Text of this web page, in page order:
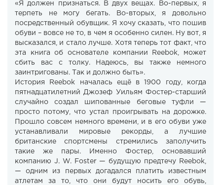
«Я должен признаться. В двух вещах. Во-первых, я
терпеть не могу бегать. Во-вторых, я довольно
посредственный обувщик. Я хочу сказать, что пошив
обуви – вовсе не то, в чем я особенно силен. Ну вот, я
высказался, и стало лучше. Хотя теперь тот факт, что
эта книга об основателе компании Reebok, может
сбить вас с толку. Надеюсь, вы также немного
заинтригованы. Так и должно быть».
История Reebok началась ещё в 1900 году, когда
пятнадцатилетний Джозеф Уильям Фостер-старший
случайно создал шипованные беговые туфли —
просто потому, что устал проигрывать на дорожке.
Прошло совсем немного времени, и в его обуви уже
устанавливали мировые рекорды, а лучшие
британские спортсмены стремились заполучить
такие же пары. Именно Фостер, основавший
компанию J. W. Foster — будущую предтечу Reebok,
— одним из первых догадался платить известным
атлетам за то, что они будут носить его обувь,